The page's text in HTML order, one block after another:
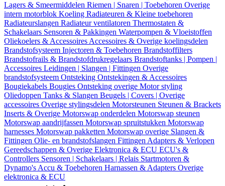
Lagers & Smeermiddelen Riemen | Snaren | Toebehoren Overige
intern motorblok Koeling Radiateuren & Kleine toebehoren
Radiateurslangen Radiateur ventilatoren Thermostaten &
Schakelaars Sensoren & Pakkingen Waterpompen & Vloeistoffen
Oliekoelers & Accessoires Accessoires & Overige koelingsdelen
Brandstofsysteem Injectoren & Toebehoren Brandstoffilters
Brandstofrails & Brandstofdrukregelaars Brandstoftanks | Pompen |
Accessoires Leidingen | Slangen | Fittingen Overige
brandstofsysteem Ontsteking Ontstekingen & Accessoires
Bougiekabels Bougies Ontsteking overige Motor styling
Oliedoppen Tanks & Slangen Beugels | Covers | Overige
accessoires Overige stylingsdelen Motorsteunen Steunen & Brackets
Inserts & Overige Motorswap onderdelen Motorswap steunen
Motorswap aandrijfassen Motorswap spruitstukken Motorswap
harnesses Motorswap pakketten Motorswap overige Slangen &
Fittingen Olie- en brandstofslangen Fittingen Adapters & Verlopen
Gereedschappen & Overige Elektronica & ECU ECU's &
Controllers Sensoren | Schakelaars | Relais Startmotoren &
Dynamo's Accu & Toebehoren Harnassen & Adapters Overige
elektronica & ECU